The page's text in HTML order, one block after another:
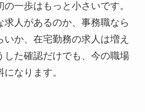
一歩はもっと小さいです。
求人があるのか、事務職なら
か、在宅勤務の求人は増え
した確認だけでも、今の職場
なります。